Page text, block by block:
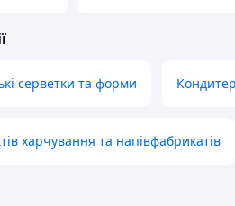
серветки та форми
харчування та напівфабрикатів